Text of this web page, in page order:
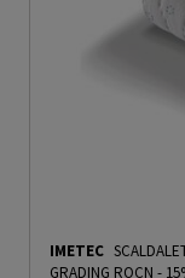
IMETEC
GRADING ROCN -